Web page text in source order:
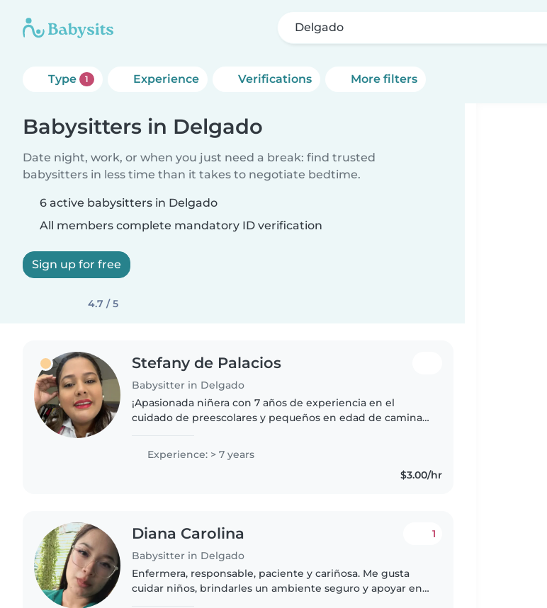
Delgado
Type 1 Experience Verifications More filters
Babysitters in Delgado
Date night, work, or when you just need a break: find trusted
babysitters in less time than it takes to negotiate bedtime.
6 active babysitters in Delgado
All members complete mandatory ID verification
Sign up for free
4.7 / 5
Stefany de Palacios
Babysitter in Delgado
¡Apasionada niñera con 7 años de experiencia en el
cuidado de preescolares y pequeños en edad de caminar!
tareas. Busco crear..
Experience: > 7 years
$3.00/hr
Diana Carolina
Babysitter in Delgado
1
Enfermera, responsable, paciente y cariñosa. Me gusta
cuidar niños, brindarles un ambiente seguro y apoyar en